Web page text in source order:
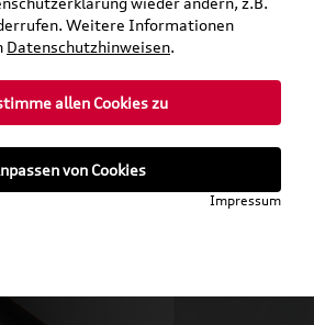
Weitere Informationen
Datenschutzhinweisen.
allen Cookies zu
von Cookies
Impressum